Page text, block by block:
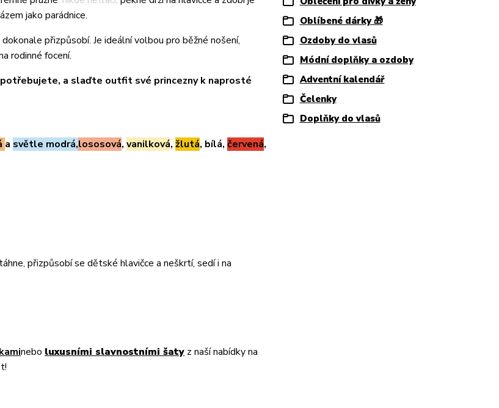
jako parádnice.
přizpůsobí. Je ideální volbou pro běžné nošení,
rodinné focení.
a slaďte outfit své princezny k naprosté
a světle modrá,lososová, vanilková, žlutá, bílá, červená,
přizpůsobí se dětské hlavičce a neškrtí, sedí i na
nebo luxusními slavnostními šaty z naší nabídky na
Oblíbené dárky 🎁
Ozdoby do vlasů
Módní doplňky a ozdoby
Adventní kalendář
Čelenky
Doplňky do vlasů